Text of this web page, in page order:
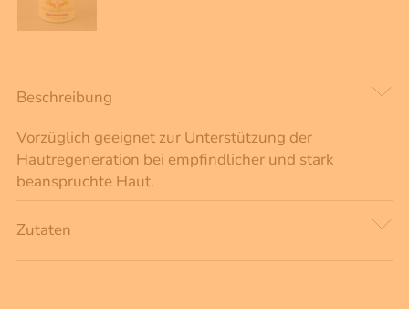
Beschreibung
Vorzüglich geeignet zur Unterstützung der
Hautregeneration bei empfindlicher und stark
beanspruchte Haut.
Zutaten